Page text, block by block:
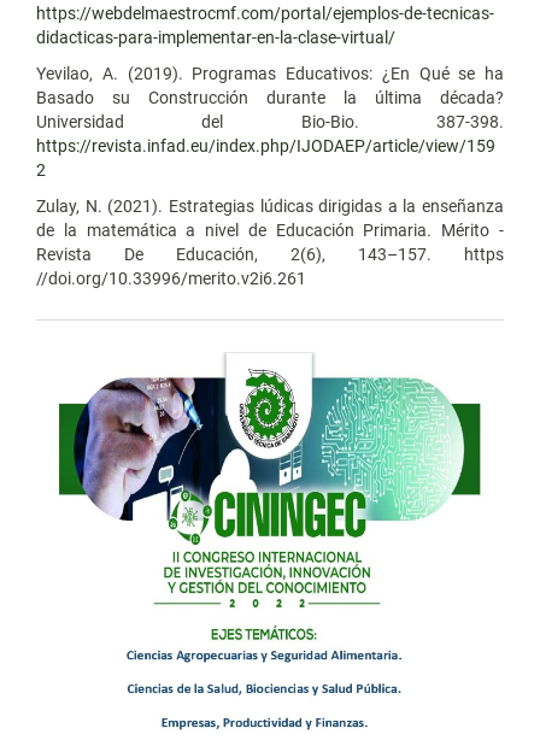
https://webdelmaestrocmf.com/portal/ejemplos-de-tecnicas-
didacticas-para-implementar-en-la-clase-virtual/
Yevilao, A. (2019). Programas Educativos: ¿En Qué se ha
Basado su Construcción durante la última década?
Universidad del Bio-Bio. 387-398.
https://revista.infad.eu/index.php/IJODAEP/article/view/159
2
Zulay, N. (2021). Estrategias lúdicas dirigidas a la enseñanza
de la matemática a nivel de Educación Primaria. Mérito -
Revista De Educación, 2(6), 143–157. https
//doi.org/10.33996/merito.v2i6.261